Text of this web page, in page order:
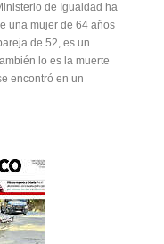
de Igualdad ha
una mujer de 64 años
de 52, es un
lo es la muerte
encontró en un